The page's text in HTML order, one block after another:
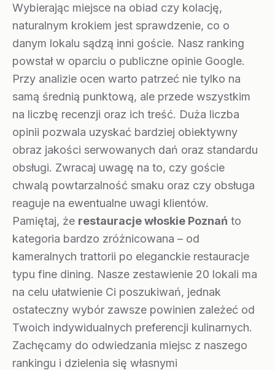
Wybierając miejsce na obiad czy kolację,
naturalnym krokiem jest sprawdzenie, co o
danym lokalu sądzą inni goście. Nasz ranking
powstał w oparciu o publiczne opinie Google.
Przy analizie ocen warto patrzeć nie tylko na
samą średnią punktową, ale przede wszystkim
na liczbę recenzji oraz ich treść. Duża liczba
opinii pozwala uzyskać bardziej obiektywny
obraz jakości serwowanych dań oraz standardu
obsługi. Zwracaj uwagę na to, czy goście
chwalą powtarzalność smaku oraz czy obsługa
reaguje na ewentualne uwagi klientów.
Pamiętaj, że restauracje włoskie Poznań to
kategoria bardzo zróżnicowana – od
kameralnych trattorii po eleganckie restauracje
typu fine dining. Nasze zestawienie 20 lokali ma
na celu ułatwienie Ci poszukiwań, jednak
ostateczny wybór zawsze powinien zależeć od
Twoich indywidualnych preferencji kulinarnych.
Zachęcamy do odwiedzania miejsc z naszego
rankingu i dzielenia się własnymi